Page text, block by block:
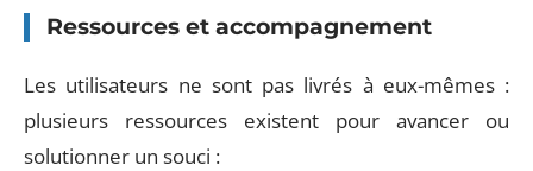
Ressources et accompagnement
Les utilisateurs ne sont pas livrés à eux-mêmes :
plusieurs ressources existent pour avancer ou
solutionner un souci :